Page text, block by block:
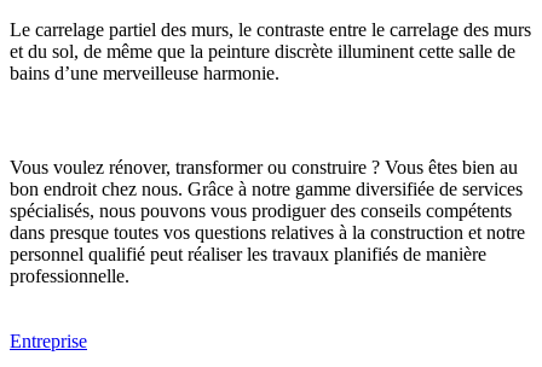
Le carrelage partiel des murs, le contraste entre le carrelage des murs
et du sol, de même que la peinture discrète illuminent cette salle de
bains d’une merveilleuse harmonie.
Vous voulez rénover, transformer ou construire ? Vous êtes bien au
bon endroit chez nous. Grâce à notre gamme diversifiée de services
spécialisés, nous pouvons vous prodiguer des conseils compétents
dans presque toutes vos questions relatives à la construction et notre
personnel qualifié peut réaliser les travaux planifiés de manière
professionnelle.
Entreprise